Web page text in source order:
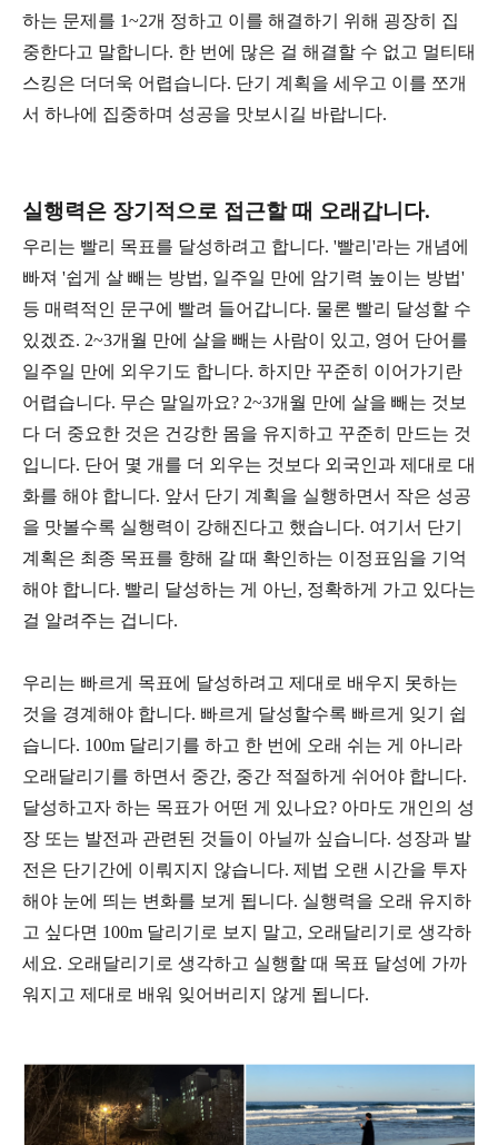
하는 문제를 1~2개 정하고 이를 해결하기 위해 굉장히 집
중한다고 말합니다. 한 번에 많은 걸 해결할 수 없고 멀티태
스킹은 더더욱 어렵습니다. 단기 계획을 세우고 이를 쪼개
서 하나에 집중하며 성공을 맛보시길 바랍니다.
실행력은 장기적으로 접근할 때 오래갑니다.
우리는 빨리 목표를 달성하려고 합니다. '빨리'라는 개념에
빠져 '쉽게 살 빼는 방법, 일주일 만에 암기력 높이는 방법'
등 매력적인 문구에 빨려 들어갑니다. 물론 빨리 달성할 수
있겠죠. 2~3개월 만에 살을 빼는 사람이 있고, 영어 단어를
일주일 만에 외우기도 합니다. 하지만 꾸준히 이어가기란
어렵습니다. 무슨 말일까요? 2~3개월 만에 살을 빼는 것보
다 더 중요한 것은 건강한 몸을 유지하고 꾸준히 만드는 것
입니다. 단어 몇 개를 더 외우는 것보다 외국인과 제대로 대
화를 해야 합니다. 앞서 단기 계획을 실행하면서 작은 성공
을 맛볼수록 실행력이 강해진다고 했습니다. 여기서 단기
계획은 최종 목표를 향해 갈 때 확인하는 이정표임을 기억
해야 합니다. 빨리 달성하는 게 아닌, 정확하게 가고 있다는
걸 알려주는 겁니다.
우리는 빠르게 목표에 달성하려고 제대로 배우지 못하는
것을 경계해야 합니다. 빠르게 달성할수록 빠르게 잊기 쉽
습니다. 100m 달리기를 하고 한 번에 오래 쉬는 게 아니라
오래달리기를 하면서 중간, 중간 적절하게 쉬어야 합니다.
달성하고자 하는 목표가 어떤 게 있나요? 아마도 개인의 성
장 또는 발전과 관련된 것들이 아닐까 싶습니다. 성장과 발
전은 단기간에 이뤄지지 않습니다. 제법 오랜 시간을 투자
해야 눈에 띄는 변화를 보게 됩니다. 실행력을 오래 유지하
고 싶다면 100m 달리기로 보지 말고, 오래달리기로 생각하
세요. 오래달리기로 생각하고 실행할 때 목표 달성에 가까
워지고 제대로 배워 잊어버리지 않게 됩니다.